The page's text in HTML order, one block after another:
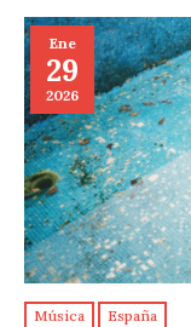
Ene
29
2026
Música España